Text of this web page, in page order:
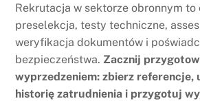
Rekrutacja w sektorze obronnym to
preselekcja, testy techniczne,
weryfikacja dokumentów i
bezpieczeństwa. Zacznij
wyprzedzeniem: zbierz referencje,
historię zatrudnienia i przygotuj